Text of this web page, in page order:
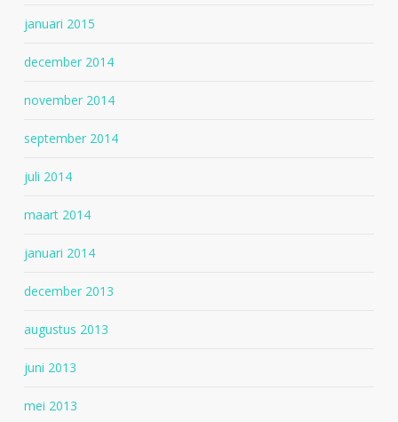
januari 2015
december 2014
november 2014
september 2014
juli 2014
maart 2014
januari 2014
december 2013
augustus 2013
juni 2013
mei 2013